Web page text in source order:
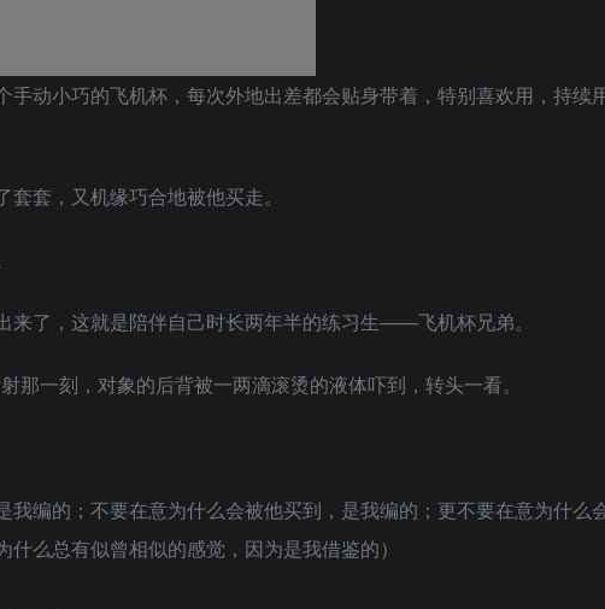
手动小巧的飞机杯，每次外地出差都会贴身带着，特别喜欢用，持续
套，又机缘巧合地被他买走。
来了，这就是陪伴自己时长两年半的练习生——飞机杯兄弟。
那一刻，对象的后背被一两滴滚烫的液体吓到，转头一看。
我编的；不要在意为什么会被他买到，是我编的；更不要在意为什么
么总有似曾相似的感觉，因为是我借鉴的）